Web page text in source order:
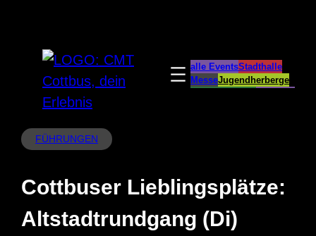
springen
alle EventsStadthalle
MesseJugendherberge
FÜHRUNGEN
Cottbuser Lieblingsplätze:
Altstadtrundgang (Di)